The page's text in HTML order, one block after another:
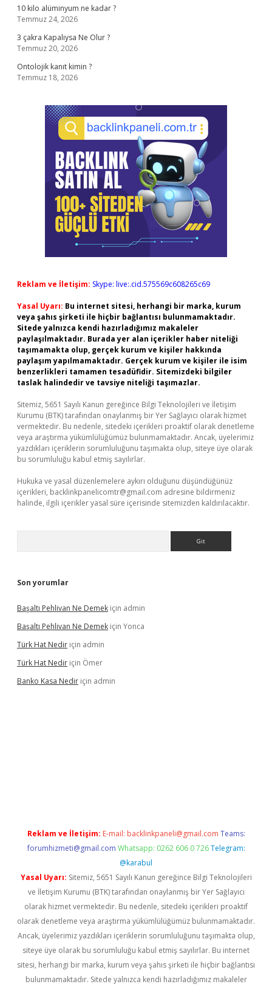
10 kilo alüminyum ne kadar ?
Temmuz 24, 2026
3 çakra Kapalıysa Ne Olur ?
Temmuz 20, 2026
Ontolojik kanıt kimin ?
Temmuz 18, 2026
Reklam ve İletişim: Skype: live:.cid.575569c608265c69
Yasal Uyarı: Bu internet sitesi, herhangi bir marka, kurum
veya şahıs şirketi ile hiçbir bağlantısı bulunmamaktadır.
Sitede yalnızca kendi hazırladığımız makaleler
paylaşılmaktadır. Burada yer alan içerikler haber niteliği
taşımamakta olup, gerçek kurum ve kişiler hakkında
paylaşım yapılmamaktadır. Gerçek kurum ve kişiler ile isim
benzerlikleri tamamen tesadüfidir. Sitemizdeki bilgiler
taslak halindedir ve tavsiye niteliği taşımazlar.
Sitemiz, 5651 Sayılı Kanun gereğince Bilgi Teknolojileri ve İletişim
Kurumu (BTK) tarafından onaylanmış bir Yer Sağlayıcı olarak hizmet
vermektedir. Bu nedenle, sitedeki içerikleri proaktif olarak denetleme
veya araştırma yükümlülüğümüz bulunmamaktadır. Ancak, üyelerimiz
yazdıkları içeriklerin sorumluluğunu taşımakta olup, siteye üye olarak
bu sorumluluğu kabul etmiş sayılırlar.
Hukuka ve yasal düzenlemelere aykırı olduğunu düşündüğünüz
içerikleri, backlinkpanelicomtr@gmail.com adresine bildirmeniz
halinde, ilgili içerikler yasal süre içerisinde sitemizden kaldırılacaktır.
Son yorumlar
Başaltı Pehlivan Ne Demek için admin
Başaltı Pehlivan Ne Demek için Yonca
Türk Hat Nedir için admin
Türk Hat Nedir için Ömer
Banko Kasa Nedir için admin
Reklam ve İletişim: E-mail: backlinkpaneli@gmail.com Teams:
forumhizmeti@gmail.com Whatsapp: 0262 606 0 726 Telegram:
@karabul
Yasal Uyarı: Sitemiz, 5651 Sayılı Kanun gereğince Bilgi Teknolojileri
ve İletişim Kurumu (BTK) tarafından onaylanmış bir Yer Sağlayıcı
olarak hizmet vermektedir. Bu nedenle, sitedeki içerikleri proaktif
olarak denetleme veya araştırma yükümlülüğümüz bulunmamaktadır.
Ancak, üyelerimiz yazdıkları içeriklerin sorumluluğunu taşımakta olup,
siteye üye olarak bu sorumluluğu kabul etmiş sayılırlar. Bu internet
sitesi, herhangi bir marka, kurum veya şahıs şirketi ile hiçbir bağlantısı
bulunmamaktadır. Sitede yalnızca kendi hazırladığımız makaleler